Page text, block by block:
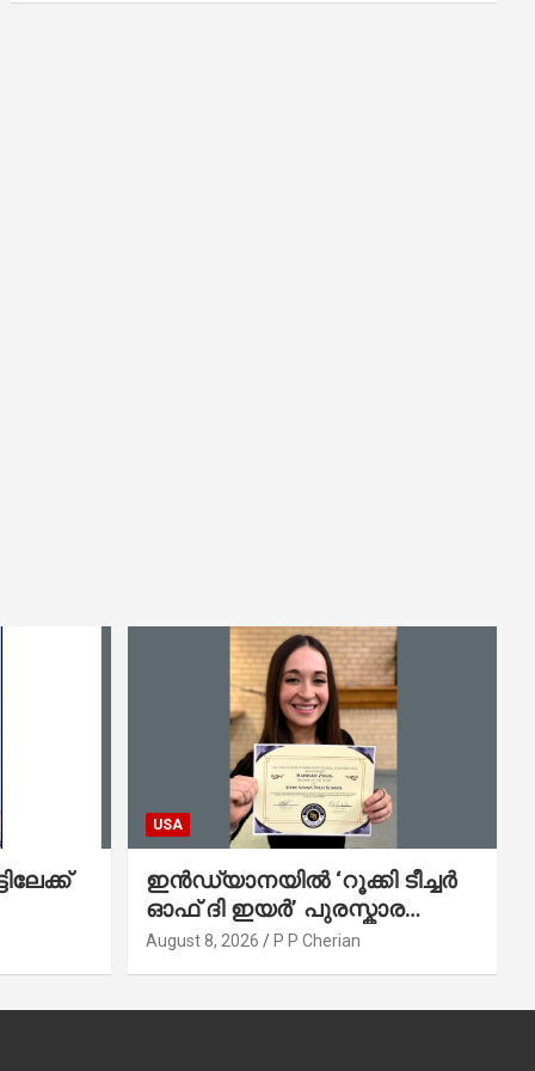
USA
ഇൻഡ്യാനയിൽ ‘റൂക്കി ടീച്ചർ
ഓഫ് ദി ഇയർ’ പുരസ്കാര
ജേതാവും സഹോദരനും ലേക്ക്
August 8, 2026 P P Cherian